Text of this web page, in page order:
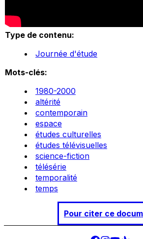
Type de contenu:
Journée d'étude
Mots-clés:
1980-2000
altérité
contemporain
espace
études culturelles
études télévisuelles
science-fiction
télésérie
temporalité
temps
Pour citer ce